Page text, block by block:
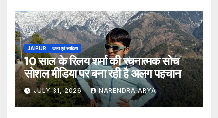
JAIPUR कला एवं साहित्य
10 साल के रिलय शर्मा की रचनात्मक सोच
सोशल मीडिया पर बना रही है अलग पहचान
JULY 31, 2026 NARENDRA ARYA